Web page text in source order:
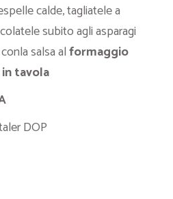
calde, tagliatele a
subito agli asparagi
salsa alformaggio
tavola
DOP